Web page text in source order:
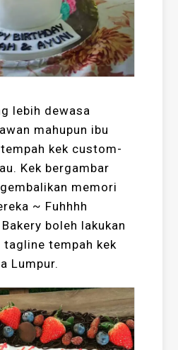
lebih dewasa
mahupun ibu
kek custom-
Kek bergambar
memori
~ Fuhhhh
boleh lakukan
tempah kek
Lumpur.